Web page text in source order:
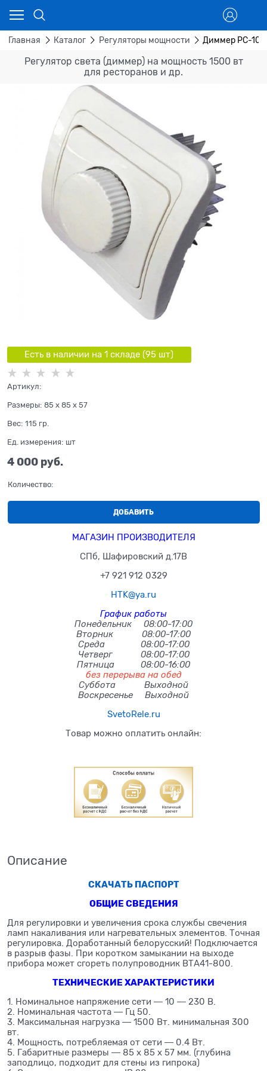
Главная Каталог Регуляторы мощности Диммер РС-10
Регулятор света (диммер) на мощность 1500 вт
для ресторанов и др.
Есть в наличии на 1 складe (95 шт)
Артикул:
Размеры: 85 x 85 x 57
Вес: 115 гр.
Ед. измерения: шт
4 000 руб.
Количество:
ДОБАВИТЬ
МАГАЗИН ПРОИЗВОДИТЕЛЯ
СПб, Шафировский д.17В
+7 921 912 0329
HTK@ya.ru
График работы
Понедельник 08:00-17:00
Вторник 08:00-17:00
Среда 08:00-17:00
Четверг 08:00-17:00
Пятница 08:00-16:00
без перерыва на обед
Суббота Выходной
Воскресенье Выходной
SvetoRele.ru
Товар можно оплатить онлайн:
Описание
СКАЧАТЬ ПАСПОРТ
ОБЩИЕ СВЕДЕНИЯ
Для регулировки и увеличения срока службы свечения
ламп накаливания или нагревательных элементов. Точная
регулировка. Доработанный белорусский! Подключается
в разрыв фазы. При коротком замыкании на выходе
прибора может сгореть полупроводник ВТА41-800.
ТЕХНИЧЕСКИЕ ХАРАКТЕРИСТИКИ
1. Номинальное напряжение сети ― 10 ― 230 В.
2. Номинальная частота ― Гц 50.
3. Максимальная нагрузка ― 1500 Вт. минимальная 300
вт.
4. Мощность, потребляемая от сети ― 0.4 Вт.
5. Габаритные размеры ― 85 х 85 х 57 мм. (глубина
заподлицо, подходит для стены из гипрока)